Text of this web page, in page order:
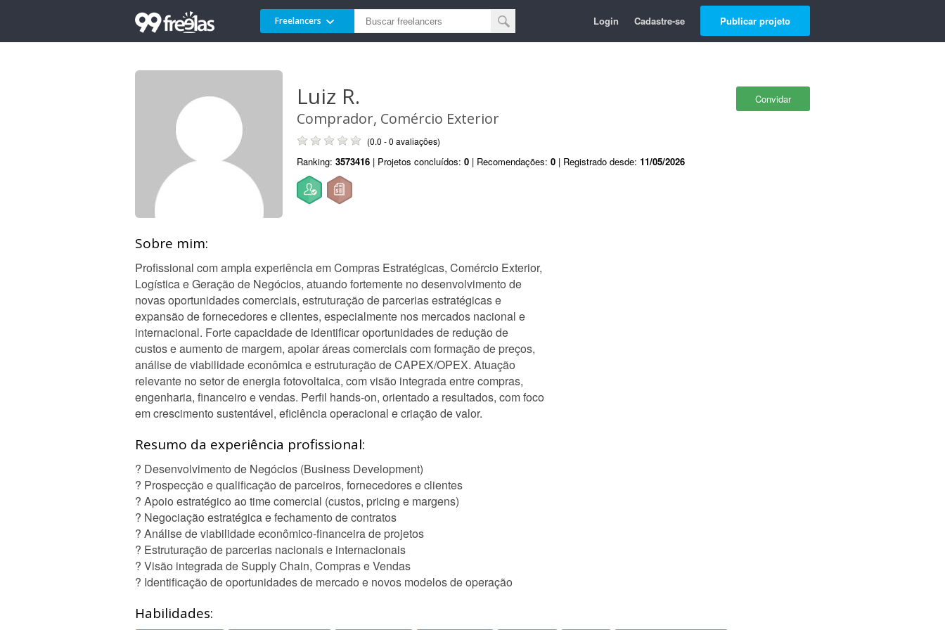
Freelancers Login Cadastre-se Publicar projeto
Convidar
Luiz R.
Comprador, Comércio Exterior
(0.0 - 0 avaliações)
Ranking: 3573416 | Projetos concluídos: 0 | Recomendações: 0 | Registrado desde: 11/05/2026
Sobre mim:
Profissional com ampla experiência em Compras Estratégicas, Comércio Exterior,
Logística e Geração de Negócios, atuando fortemente no desenvolvimento de
novas oportunidades comerciais, estruturação de parcerias estratégicas e
expansão de fornecedores e clientes, especialmente nos mercados nacional e
internacional. Forte capacidade de identificar oportunidades de redução de
custos e aumento de margem, apoiar áreas comerciais com formação de preços,
análise de viabilidade econômica e estruturação de CAPEX/OPEX. Atuação
relevante no setor de energia fotovoltaica, com visão integrada entre compras,
engenharia, financeiro e vendas. Perfil hands-on, orientado a resultados, com foco
em crescimento sustentável, eficiência operacional e criação de valor.
Resumo da experiência profissional:
? Desenvolvimento de Negócios (Business Development)
? Prospecção e qualificação de parceiros, fornecedores e clientes
? Apoio estratégico ao time comercial (custos, pricing e margens)
? Negociação estratégica e fechamento de contratos
? Análise de viabilidade econômico-financeira de projetos
? Estruturação de parcerias nacionais e internacionais
? Visão integrada de Supply Chain, Compras e Vendas
? Identificação de oportunidades de mercado e novos modelos de operação
Habilidades: